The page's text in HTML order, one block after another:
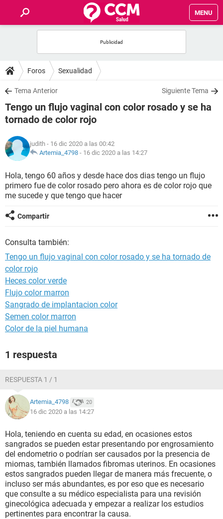
MENU
FOROS
SALUD
FAMILIA
NUTRICIÓN
SEXUALIDAD
GLOSARIO
Foros Sexualidad
Tema Anterior Siguiente Tema
Tengo un flujo vaginal con color rosado y se ha
tornado de color rojo
judith - 16 dic 2020 a las 00:42
Artemia_4798 - 16 dic 2020 a las 14:27
Hola, tengo 60 años y desde hace dos dias tengo un flujo
primero fue de color rosado pero ahora es de color rojo que
me sucede y que tengo que hacer
Compartir
Consulta también:
Tengo un flujo vaginal con color rosado y se ha tornado de
color rojo
Heces color verde
Flujo color marron
Sangrado de implantacion color
Semen color marron
Color de la piel humana
1 respuesta
RESPUESTA 1 / 1
Artemia_4798 20
16 dic 2020 a las 14:27
Hola, teniendo en cuenta su edad, en ocasiones estos
sangrados se pueden estar presentando por engrosamiento
del endometrio o podrían ser causados por la presencia de
miomas, también llamados fibromas uterinos. En ocasiones
estos sangrados pueden llegar de manera más frecuente, o
incluso ser más abundantes, es por eso que es necesario
que consulte a su médico especialista para una revisión
ginecológica adecuada y empezar a realizar los estudios
pertinentes para encontrar la causa.